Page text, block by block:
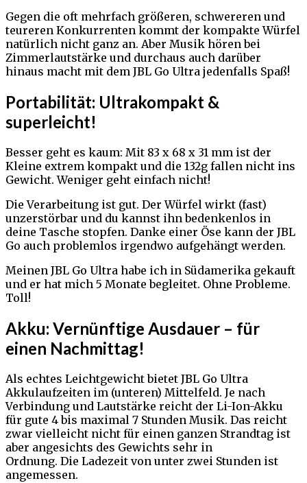
Gegen die oft mehrfach größeren, schwereren und
teureren Konkurrenten kommt der kompakte Würfel
natürlich nicht ganz an. Aber Musik hören bei
Zimmerlautstärke und durchaus auch darüber
hinaus macht mit dem JBL Go Ultra jedenfalls Spaß!
Portabilität: Ultrakompakt &
superleicht!
Besser geht es kaum: Mit 83 x 68 x 31 mm ist der
Kleine extrem kompakt und die 132g fallen nicht ins
Gewicht. Weniger geht einfach nicht!
Die Verarbeitung ist gut. Der Würfel wirkt (fast)
unzerstörbar und du kannst ihn bedenkenlos in
deine Tasche stopfen. Danke einer Öse kann der JBL
Go auch problemlos irgendwo aufgehängt werden.
Meinen JBL Go Ultra habe ich in Südamerika gekauft
und er hat mich 5 Monate begleitet. Ohne Probleme.
Toll!
Akku: Vernünftige Ausdauer – für
einen Nachmittag!
Als echtes Leichtgewicht bietet JBL Go Ultra
Akkulaufzeiten im (unteren) Mittelfeld. Je nach
Verbindung und Lautstärke reicht der Li-Ion-Akku
für gute 4 bis maximal 7 Stunden Musik. Das reicht
zwar vielleicht nicht für einen ganzen Strandtag ist
aber angesichts des Gewichts sehr in
Ordnung. Die Ladezeit von unter zwei Stunden ist
angemessen.